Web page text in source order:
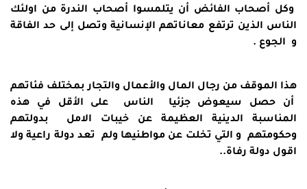
وكل أصحاب الفائض أن يتلمسوا أصحاب الندرة من اولئك
الناس الذين ترتفع معاناتهم الإنسانية وتصل إلى حد الفاقة
و الجوع .
هذا الموقف من رجال المال والأعمال والتجار بمختلف فئاتهم
أن حصل سيعوض جزئيا الناس على الأقل في هذه
المناسبة الدينية العظيمة عن خيبات الامل بدولتهم
وحكومتهم و التي تخلت عن مواطنيها ولم تعد دولة راعية ولا
اقول دولة رفاة..